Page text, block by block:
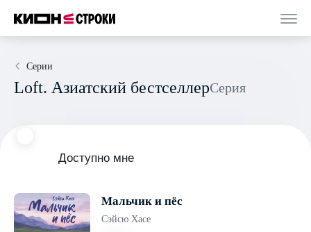
Серии
Loft. Азиатский бестселлер Серия
Доступно мне
Мальчик и пёс
Сэйсю Хасе